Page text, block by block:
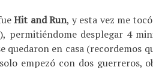
Hit and Run, y esta vez me
permitiéndome desplegar 4
quedaron en casa (recordemos
empezó con dos guerreros,